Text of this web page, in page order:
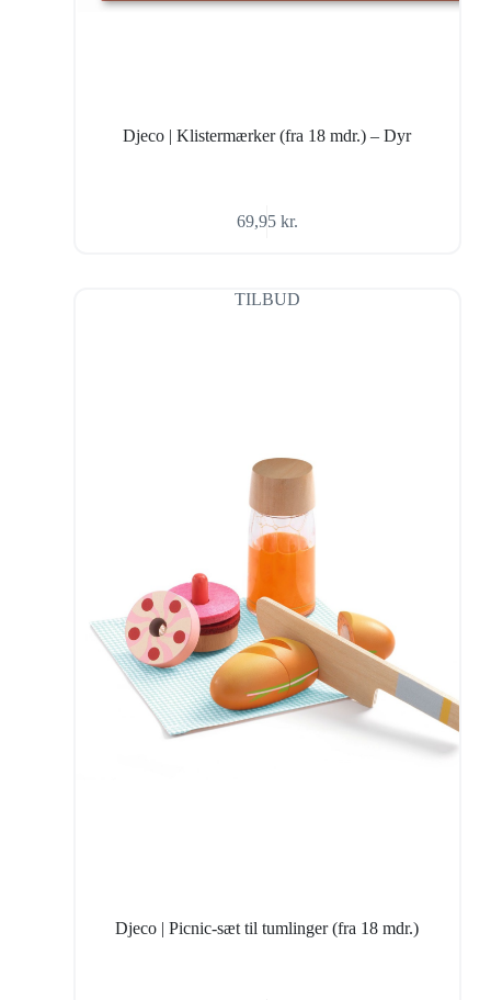
Djeco | Klistermærker (fra 18 mdr.) – Dyr
69,95 kr.
TILBUD
Djeco | Picnic-sæt til tumlinger (fra 18 mdr.)